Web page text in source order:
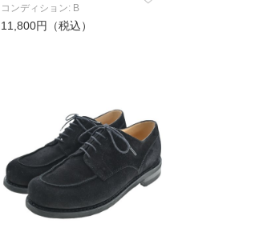
コンディション: B
11,800円（税込）